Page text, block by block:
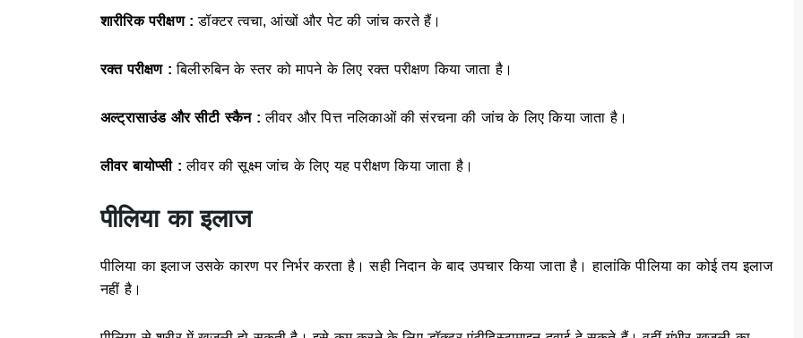
शारीरिक परीक्षण :डॉक्टर त्वचा, आंखों और पेट की जांच करते हैं।
रक्त परीक्षण :बिलीरुबिन के स्तर को मापने के लिए रक्त परीक्षण किया जाता है।
अल्ट्रासाउंड और सीटी स्कैन :लीवर और पित्त नलिकाओं की संरचना की जांच के लिए किया जाता है।
लीवर बायोप्सी :लीवर की सूक्ष्म जांच के लिए यह परीक्षण किया जाता है।
पीलिया का इलाज
पीलिया का इलाज उसके कारण पर निर्भर करता है। सही निदान के बाद उपचार किया जाता है। हालांकि पीलिया का कोई तय इलाज
नहीं है।